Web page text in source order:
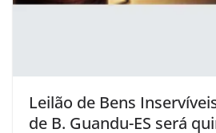
Leilão de Bens
de B. Guandu-ES será